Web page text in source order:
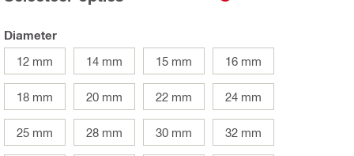
Diameter
12 mm
14 mm 15 mm 16 mm
18 mm 20 mm 22 mm 24 mm
25 mm 28 mm 30 mm 32 mm